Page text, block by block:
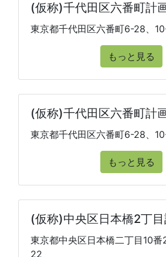
(仮称)千代田区六番町計
東京都千代田区六番町6-28、
もっと見る
(仮称)千代田区六番町計
東京都千代田区六番町6-28、
もっと見る
(仮称)中央区日本橋2丁
東京都中央区日本橋二丁目10番
22